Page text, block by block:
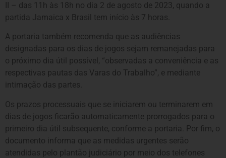
II – das 11h às 18h no dia 2 de agosto de 2023, quando a
partida Jamaica x Brasil tem início às 7 horas.
A portaria também recomenda que as audiências
designadas para os dias de jogos sejam remanejadas para
o próximo dia útil possível, “observadas a conveniência e as
respectivas pautas das Varas do Trabalho”, e mediante
intimação das partes.
Os prazos processuais que se iniciarem ou terminarem em
dias de jogos ficarão automaticamente prorrogados para o
primeiro dia útil subsequente, conforme a portaria. Por fim, o
documento informa que as medidas urgentes serão
atendidas pelo plantão judiciário por meio dos telefones